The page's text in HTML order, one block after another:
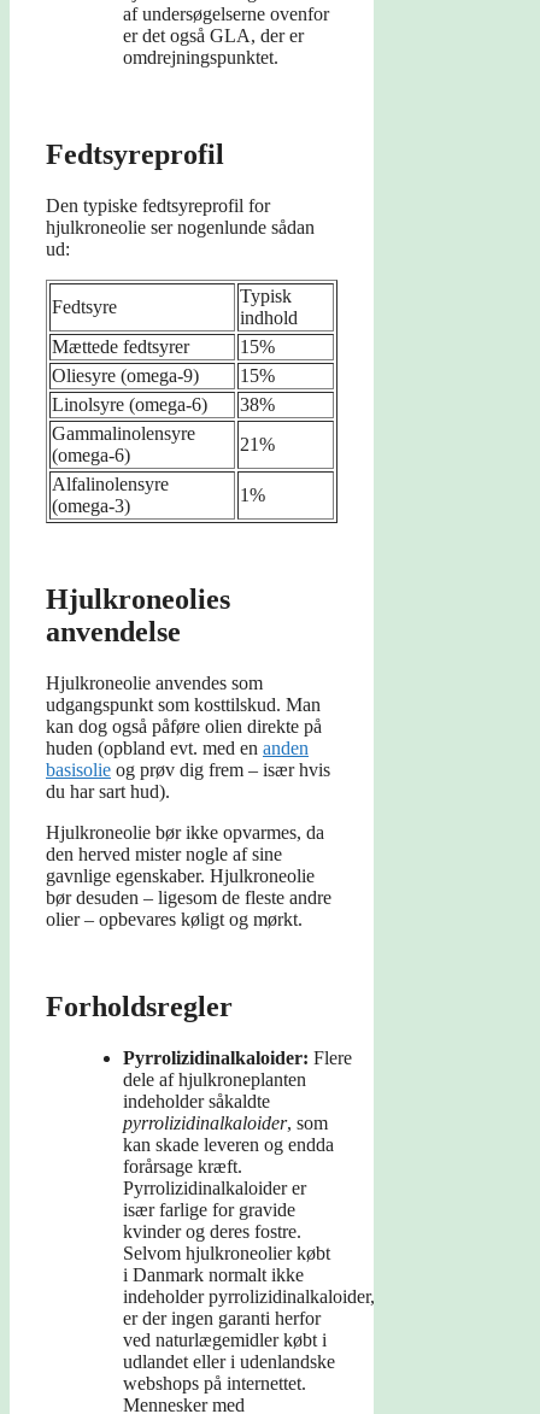
af undersøgelserne ovenfor
er det også GLA, der er
omdrejningspunktet.
Fedtsyreprofil
Den typiske fedtsyreprofil for
hjulkroneolie ser nogenlunde sådan
ud:
Fedtsyre
Typisk
indhold
Mættede fedtsyrer
15%
Oliesyre (omega-9)
15%
Linolsyre (omega-6)
38%
Gammalinolensyre
(omega-6)
21%
Alfalinolensyre
(omega-3)
1%
Hjulkroneolies
anvendelse
Hjulkroneolie anvendes som
udgangspunkt som kosttilskud. Man
kan dog også påføre olien direkte på
huden (opbland evt. med en anden
basisolie og prøv dig frem – især hvis
du har sart hud).
Hjulkroneolie bør ikke opvarmes, da
den herved mister nogle af sine
gavnlige egenskaber. Hjulkroneolie
bør desuden – ligesom de fleste andre
olier – opbevares køligt og mørkt.
Forholdsregler
Pyrrolizidinalkaloider: Flere
dele af hjulkroneplanten
indeholder såkaldte
pyrrolizidinalkaloider, som
kan skade leveren og endda
forårsage kræft.
Pyrrolizidinalkaloider er
især farlige for gravide
kvinder og deres fostre.
Selvom hjulkroneolier købt
i Danmark normalt ikke
indeholder pyrrolizidinalkaloider,
er der ingen garanti herfor
ved naturlægemidler købt i
udlandet eller i udenlandske
webshops på internettet.
Mennesker med